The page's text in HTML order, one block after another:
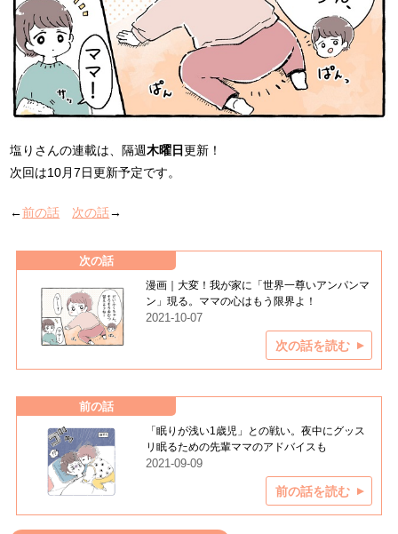
塩りさんの連載は、隔週木曜日更新！
次回は10月7日更新予定です。
←前の話 次の話→
次の話
漫画｜大変！我が家に「世界一尊いアンパンマ
ン」現る。ママの心はもう限界よ！
2021-10-07
次の話を読む
前の話
「眠りが浅い1歳児」との戦い。夜中にグッス
リ眠るための先輩ママのアドバイスも
2021-09-09
前の話を読む